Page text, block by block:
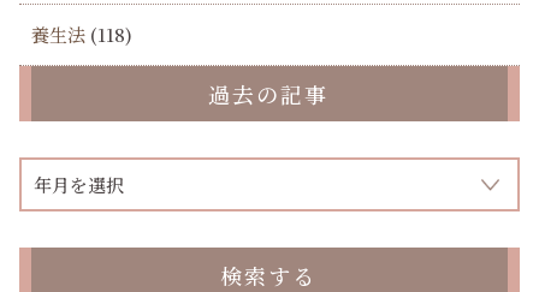
養生法 (118)
過去の記事
検索する